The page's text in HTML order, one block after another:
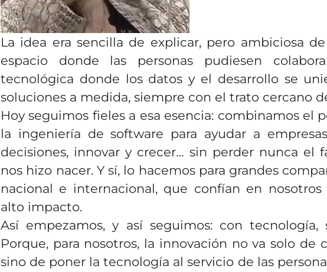
La idea era sencilla de explicar, pero ambiciosa
espacio donde las personas pudiesen
tecnológica donde los datos y el desarrollo se
soluciones a medida, siempre con el trato cercano
Hoy seguimos fieles a esa esencia: combinamos el
la ingeniería de software para ayudar a
decisiones, innovar y crecer… sin perder nunca el
nos hizo nacer. Y sí, lo hacemos para grandes
nacional e internacional, que confían en nosotros
alto impacto.
Así empezamos, y así seguimos: con
Porque, para nosotros, la innovación no va solo de
sino de poner la tecnología al servicio de las